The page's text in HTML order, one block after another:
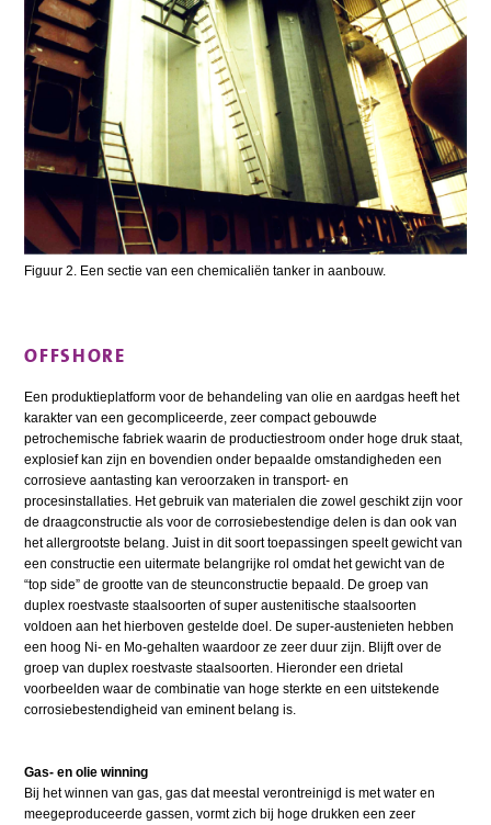
Figuur 2. Een sectie van een chemicaliën tanker in aanbouw.
OFFSHORE
Een produktieplatform voor de behandeling van olie en aardgas heeft het
karakter van een gecompliceerde, zeer compact gebouwde
petrochemische fabriek waarin de productiestroom onder hoge druk staat,
explosief kan zijn en bovendien onder bepaalde omstandigheden een
corrosieve aantasting kan veroorzaken in transport- en
procesinstallaties. Het gebruik van materialen die zowel geschikt zijn voor
de draagconstructie als voor de corrosiebestendige delen is dan ook van
het allergrootste belang. Juist in dit soort toepassingen speelt gewicht van
een constructie een uitermate belangrijke rol omdat het gewicht van de
“top side” de grootte van de steunconstructie bepaald. De groep van
duplex roestvaste staalsoorten of super austenitische staalsoorten
voldoen aan het hierboven gestelde doel. De super-austenieten hebben
een hoog Ni- en Mo-gehalten waardoor ze zeer duur zijn. Blijft over de
groep van duplex roestvaste staalsoorten. Hieronder een drietal
voorbeelden waar de combinatie van hoge sterkte en een uitstekende
corrosiebestendigheid van eminent belang is.
Gas- en olie winning
Bij het winnen van gas, gas dat meestal verontreinigd is met water en
meegeproduceerde gassen, vormt zich bij hoge drukken een zeer